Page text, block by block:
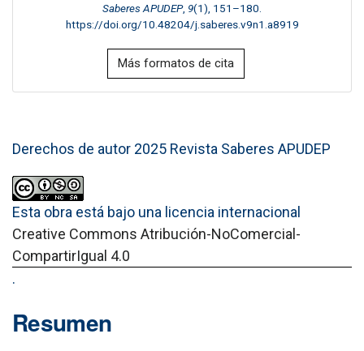
Saberes APUDEP, 9(1), 151–180.
https://doi.org/10.48204/j.saberes.v9n1.a8919
Más formatos de cita
Derechos de autor 2025 Revista Saberes APUDEP
Esta obra está bajo una licencia internacional
Creative Commons Atribución-NoComercial-
CompartirIgual 4.0
.
Resumen